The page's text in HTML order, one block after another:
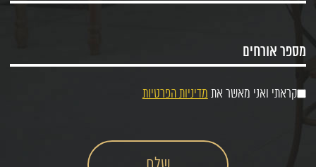
קראתי ואני מאשר את מדיניות הפרטיות